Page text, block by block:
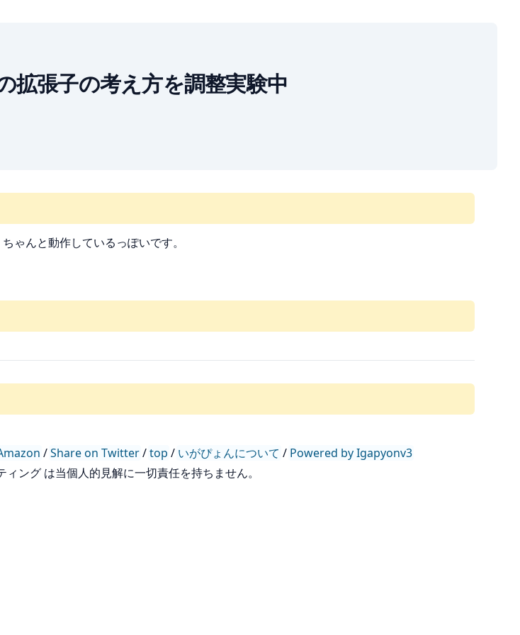
張子の考え方を調整実験中
ゃんと動作しているっぽいです。
/Share on Twitter/top / いがぴょんについて / Powered by Igapyonv3
ング は当個人的見解に一切責任を持ちません。